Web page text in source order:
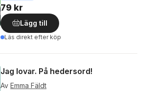
79 kr
Lägg till
Läs direkt efter köp
Jag lovar. På hedersord!
Av Emma Fäldt